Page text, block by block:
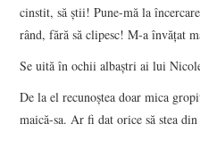
cinstit, să ştii! Pune-mă la
rând, fără să clipesc! M-a învăţat
Se uită în ochii albaştri ai lui
De la el recunoştea doar mica
maică-sa. Ar fi dat orice să stea